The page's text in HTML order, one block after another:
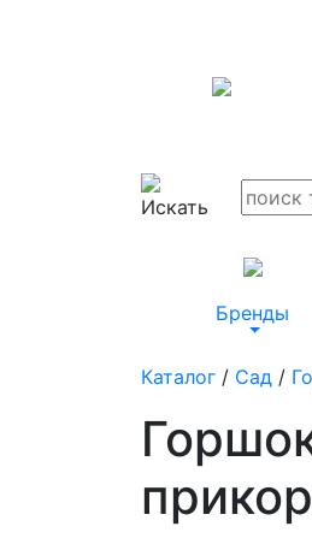
Бренды
Каталог / Сад /